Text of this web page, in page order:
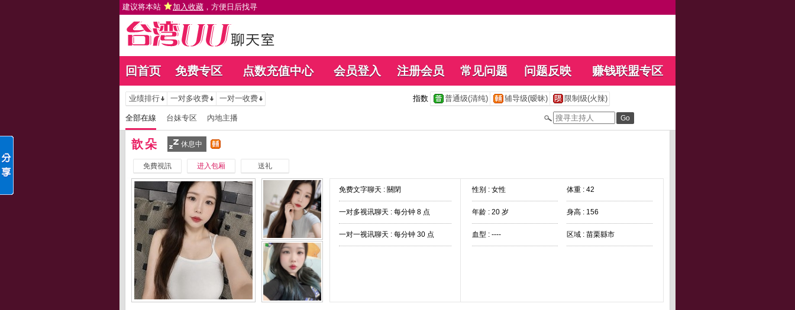
建议将本站 加入收藏 ，方便日后找寻
回首页 免费专区 点数充值中心 会员登入 注册会员 常见问题 问题反映 赚钱联盟专区
业绩排行 一对多收费 一对一收费 指数 普通级(清纯) 辅导级(暧昧) 限制级(火辣)
全部在線 台妹专区 內地主播
歆朵 休息中
免費視訊 进入包厢 送礼
免费文字聊天 : 關閉
一对多视讯聊天 : 每分钟 8 点
一对一视讯聊天 : 每分钟 30 点
性别 : 女性 体重 : 42
年龄 : 20 岁 身高 : 156
血型 : ---- 区域 : 苗栗縣市